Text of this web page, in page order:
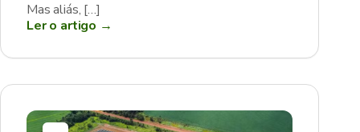
Mas aliás, […]
Ler o artigo →